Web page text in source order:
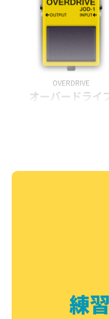
OVERDRIVE
オーバードライ
練